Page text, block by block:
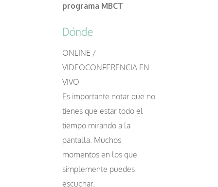
programa MBCT
Dónde
ONLINE /
VIDEOCONFERENCIA EN
VIVO
Es importante notar que no
tienes que estar todo el
tiempo mirando a la
pantalla. Muchos
momentos en los que
simplemente puedes
escuchar.